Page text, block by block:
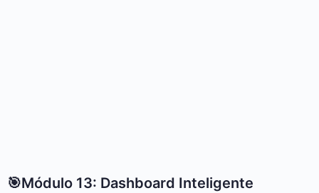
🎯Módulo 13: Dashboard Inteligente